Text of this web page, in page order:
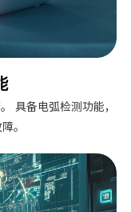
具备电弧检测功能，
。